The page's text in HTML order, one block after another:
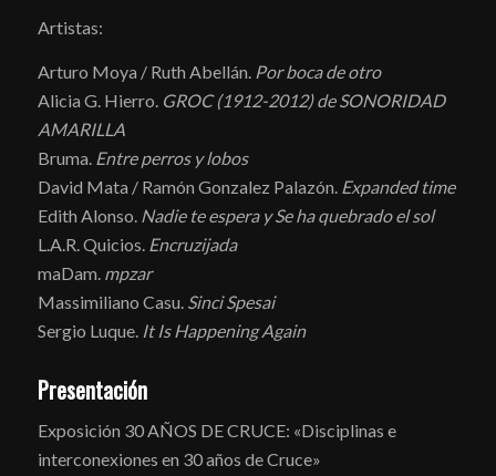
Artistas:
Arturo Moya / Ruth Abellán. Por boca de otro
Alicia G. Hierro. GROC (1912-2012) de SONORIDAD
AMARILLA
Bruma. Entre perros y lobos
David Mata / Ramón Gonzalez Palazón. Expanded time
Edith Alonso. Nadie te espera y Se ha quebrado el sol
L.A.R. Quicios. Encruzijada
maDam. mpzar
Massimiliano Casu. Sinci Spesai
Sergio Luque. It Is Happening Again
Presentación
Exposición 30 AÑOS DE CRUCE: «Disciplinas e
interconexiones en 30 años de Cruce»